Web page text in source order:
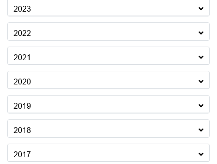
2023
2022
2021
2020
2019
2018
2017